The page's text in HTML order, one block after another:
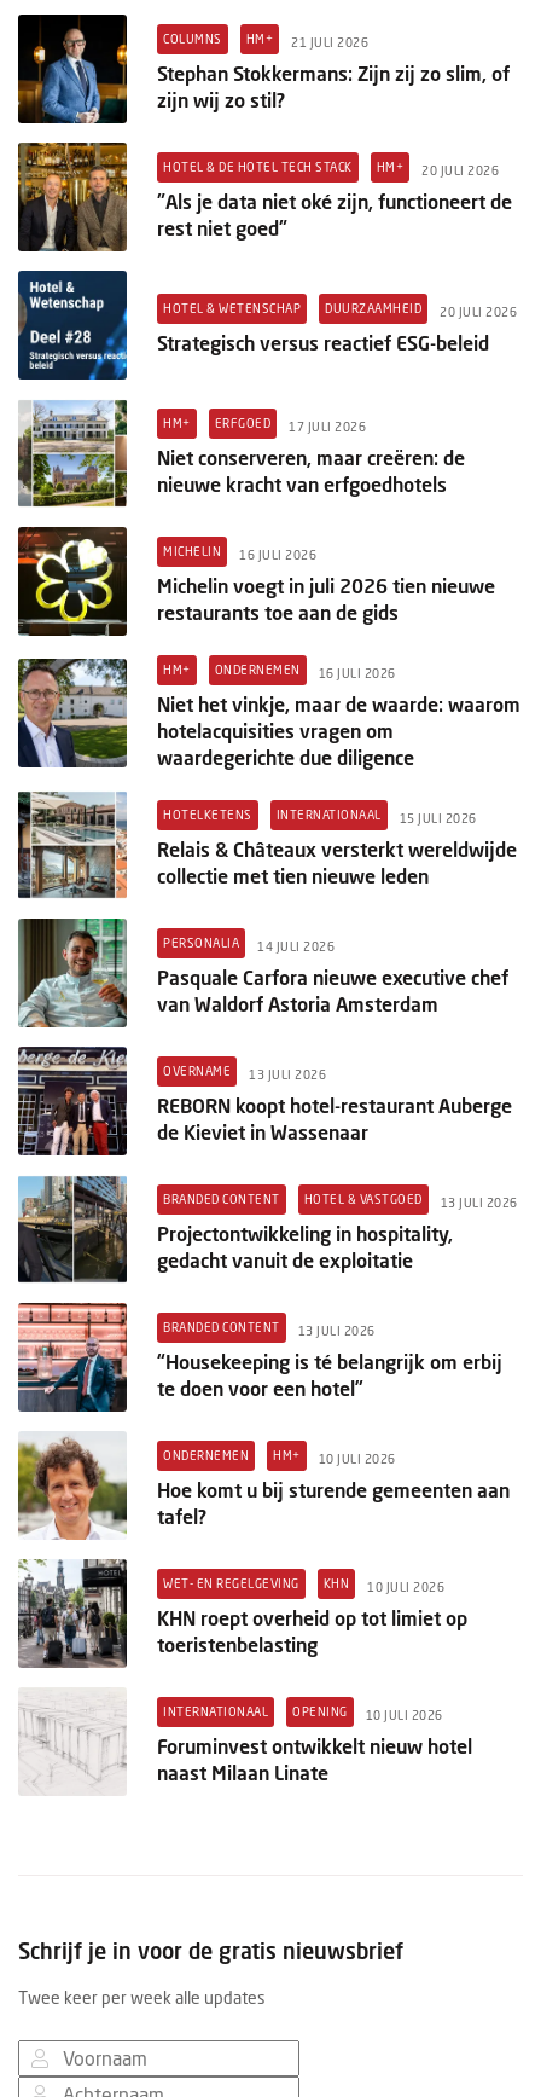
COLUMNS HM+ 21 JULI 2026
Stephan Stokkermans: Zijn zij zo slim, of
zijn wij zo stil?
HOTEL & DE HOTEL TECH STACK HM+ 20 JULI 2026
"Als je data niet oké zijn, functioneert de
rest niet goed"
HOTEL & WETENSCHAP DUURZAAMHEID 20 JULI 2026
Strategisch versus reactief ESG-beleid
HM+ ERFGOED 17 JULI 2026
Niet conserveren, maar creëren: de
nieuwe kracht van erfgoedhotels
MICHELIN 16 JULI 2026
Michelin voegt in juli 2026 tien nieuwe
restaurants toe aan de gids
HM+ ONDERNEMEN 16 JULI 2026
Niet het vinkje, maar de waarde: waarom
hotelacquisities vragen om
waardegerichte due diligence
HOTELKETENS INTERNATIONAAL 15 JULI 2026
Relais & Châteaux versterkt wereldwijde
collectie met tien nieuwe leden
PERSONALIA 14 JULI 2026
Pasquale Carfora nieuwe executive chef
van Waldorf Astoria Amsterdam
OVERNAME 13 JULI 2026
REBORN koopt hotel-restaurant Auberge
de Kieviet in Wassenaar
BRANDED CONTENT HOTEL & VASTGOED 13 JULI 2026
Projectontwikkeling in hospitality,
gedacht vanuit de exploitatie
BRANDED CONTENT 13 JULI 2026
“Housekeeping is té belangrijk om erbij
te doen voor een hotel”
ONDERNEMEN HM+ 10 JULI 2026
Hoe komt u bij sturende gemeenten aan
tafel?
WET- EN REGELGEVING KHN 10 JULI 2026
KHN roept overheid op tot limiet op
toeristenbelasting
INTERNATIONAAL OPENING 10 JULI 2026
Foruminvest ontwikkelt nieuw hotel
naast Milaan Linate
Schrijf je in voor de gratis nieuwsbrief
Twee keer per week alle updates